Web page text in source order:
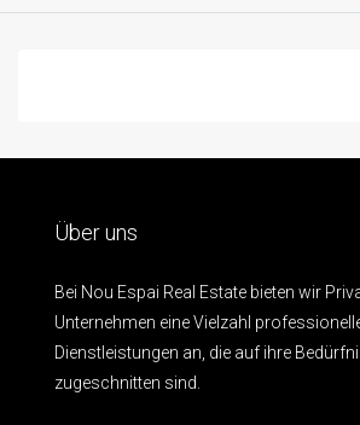
Über uns
Bei Nou Espai Real Estate bieten wir
Unternehmen eine Vielzahl
Dienstleistungen an, die auf ihre
zugeschnitten sind.